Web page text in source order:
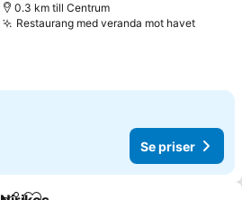
0.3 km till Centrum
Restaurang med veranda mot havet
Se priser